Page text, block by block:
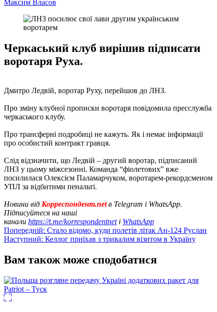
Максим Власов
Черкаський клуб вирішив підписати
воротаря Руха.
Дмитро Ледвій, воротар Руху, перейшов до ЛНЗ.
Про зміну клубної прописки воротаря повідомила пресслужба
черкаського клубу.
Про трансферні подробиці не кажуть. Як і немає інформації
про особистий контракт гравця.
Слід відзначити, що Ледвій – другий воротар, підписаний
ЛНЗ у цьому міжсезонні. Команда “фіолетових” вже
посилилася Олексієм Паламарчуком, воротарем-рекордсменом
УПЛ за відбитими пенальті.
Новини від Корреспондент.netв Telegram і WhatsApp.
Підписуйтеся на наші
канали https://t.me/korrespondentnetі WhatsApp
Навігація
записів
Попередній: Стало відомо, куди полетів літак Ан-124 Руслан
Наступний: Келлог приїхав з тривалим візитом в Україну
Вам також може сподобатися